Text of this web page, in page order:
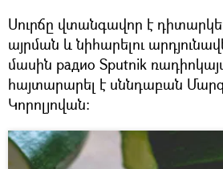
Սուրճը վտանգավոր է
այրման և նիհարելու
մասին радио Sputnik
հայտարարել է սննդաբան
Կորոլյովան։